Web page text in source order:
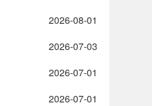
2026-08-01
2026-07-03
2026-07-01
2026-07-01